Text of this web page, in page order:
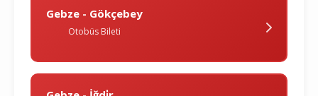
Gebze - Gökçebey
Otobüs Bileti